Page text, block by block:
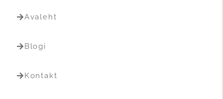
Avaleht
Blogi
Kontakt